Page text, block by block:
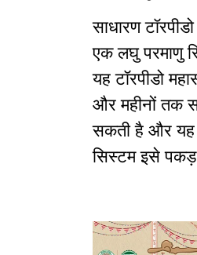
साधारण
एक लघु परमाणु
यह टॉरपीडो
और महीनों तक
सकती है और यह
सिस्टम इसे पकड़